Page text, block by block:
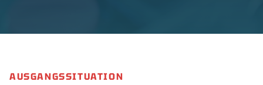
AUSGANGSSITUATION